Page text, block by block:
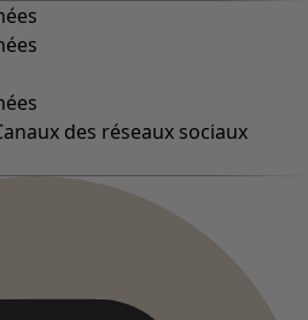
des réseaux sociaux